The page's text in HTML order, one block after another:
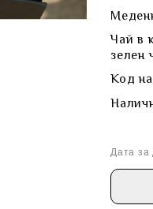
Чай в
зелен
Код
Дата за